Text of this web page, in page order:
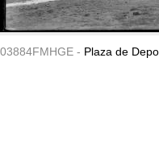
03884FMHGE - Plaza de